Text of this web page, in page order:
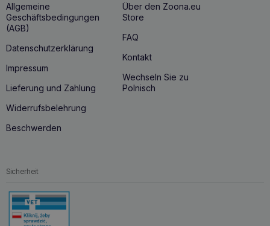
Allgemeine
Geschäftsbedingungen
(AGB)
Datenschutzerklärung
Impressum
Lieferung und Zahlung
Widerrufsbelehrung
Beschwerden
Über den Zoona.eu
Store
FAQ
Kontakt
Wechseln Sie zu
Polnisch
Sicherheit